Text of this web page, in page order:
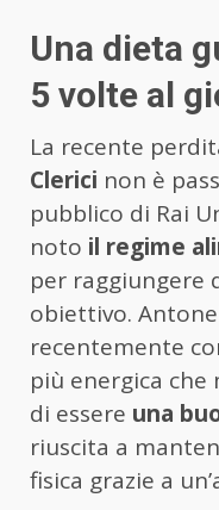
Una dieta
5 volte al
La recente
Clerici non è
pubblico di Rai
noto il regime
per raggiungere
obiettivo.
recentemente
più energica che
di essere una
riuscita a
fisica grazie a